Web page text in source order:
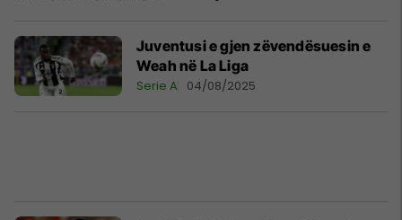
Juventusi e gjen zëvendësuesin e
Weah në La Liga
Serie A 04/08/2025